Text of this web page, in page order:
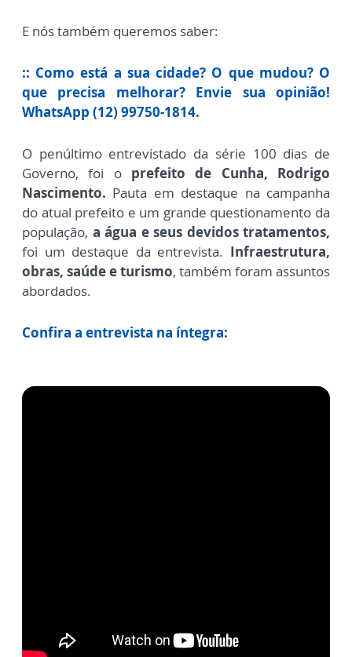
E nós também queremos saber:
:: Como está a sua cidade? O que mudou? O
que precisa melhorar? Envie sua opinião!
WhatsApp (12) 99750-1814.
O penúltimo entrevistado da série 100 dias de
Governo, foi o prefeito de Cunha, Rodrigo
Nascimento. Pauta em destaque na campanha
do atual prefeito e um grande questionamento da
população, a água e seus devidos tratamentos,
foi um destaque da entrevista. Infraestrutura,
obras, saúde e turismo, também foram assuntos
abordados.
Confira a entrevista na íntegra: